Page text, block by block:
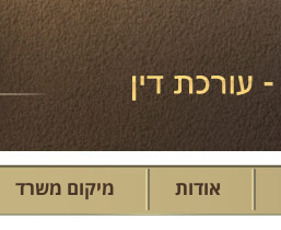
אודות מיקום משרד